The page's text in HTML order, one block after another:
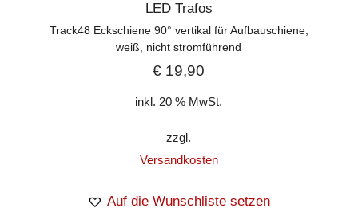
LED Trafos
Track48 Eckschiene 90° vertikal für Aufbauschiene,
weiß, nicht stromführend
€ 19,90
inkl. 20 % MwSt.
zzgl.
Versandkosten
Auf die Wunschliste setzen